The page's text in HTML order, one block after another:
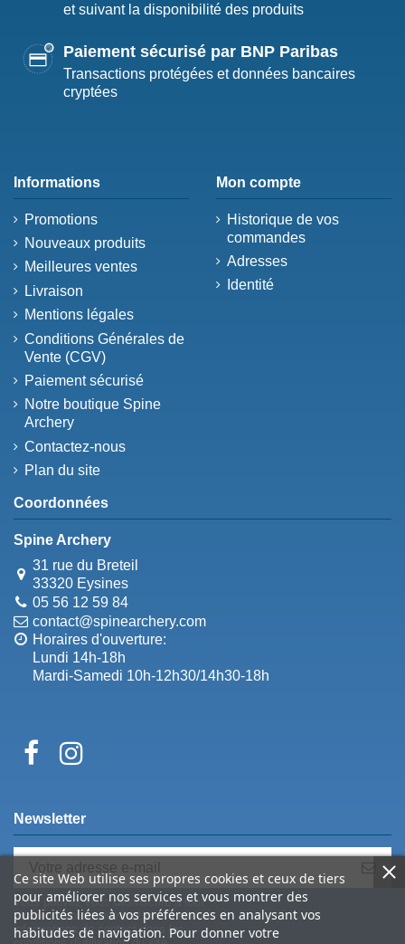
et suivant la disponibilité des produits
Paiement sécurisé par BNP Paribas
Transactions protégées et données bancaires
cryptées
Informations
Promotions
Nouveaux produits
Meilleures ventes
Livraison
Mentions légales
Conditions Générales de
Vente (CGV)
Paiement sécurisé
Notre boutique Spine
Archery
Contactez-nous
Plan du site
Mon compte
Historique de vos
commandes
Adresses
Identité
Coordonnées
Spine Archery
31 rue du Breteil
33320 Eysines
05 56 12 59 84
contact@spinearchery.com
Horaires d'ouverture:
Lundi 14h-18h
Mardi-Samedi 10h-12h30/14h30-18h
Ce site Web utilise ses propres cookies et ceux de tiers
pour améliorer nos services et vous montrer des
publicités liées à vos préférences en analysant vos
habitudes de navigation. Pour donner votre
Newsletter
Vous pouvez vous désinscrire à tout
moment. Vous trouverez pour cela nos
informations de contact dans les